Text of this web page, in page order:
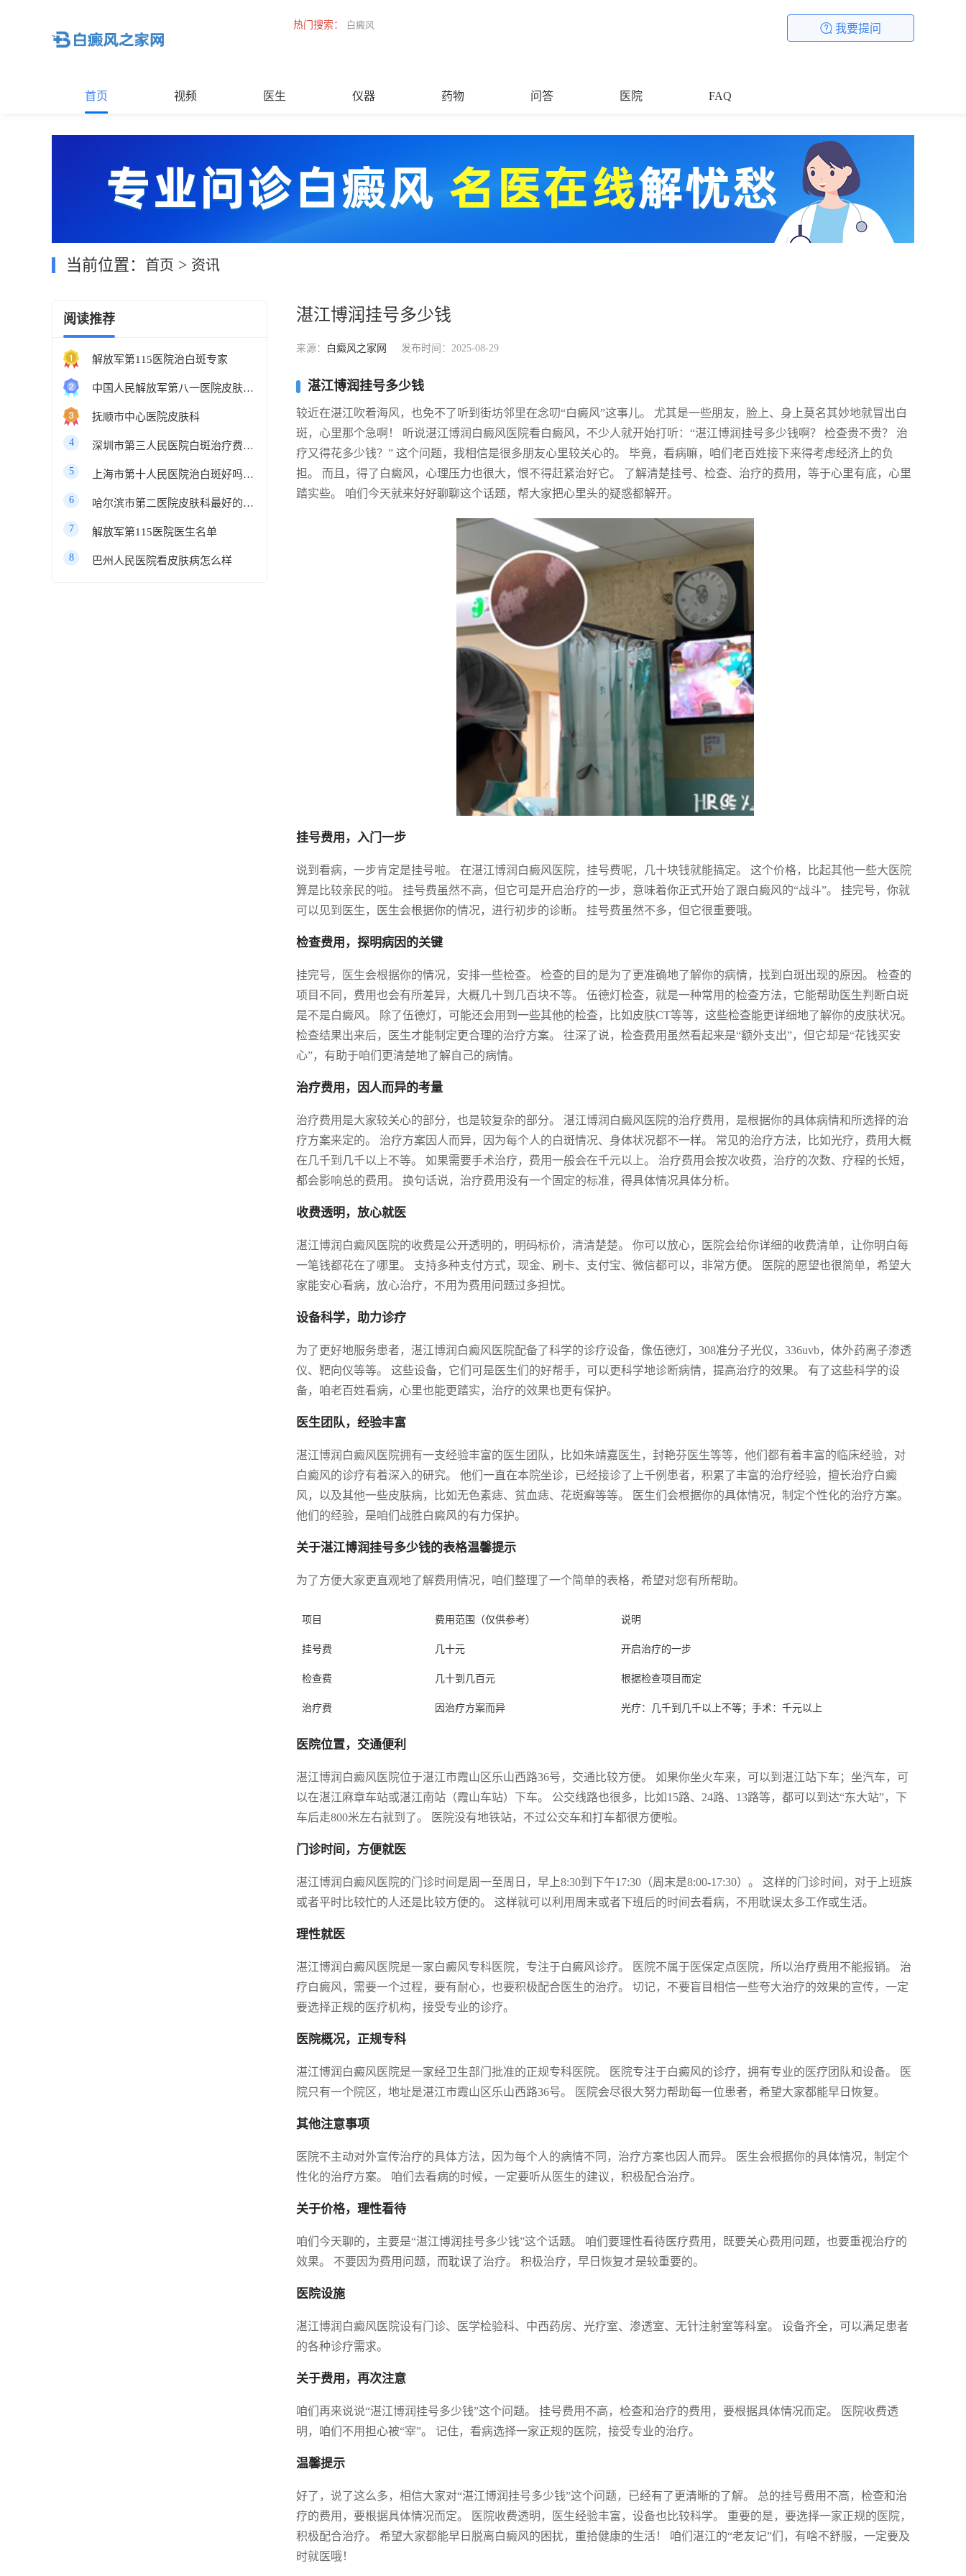
热门搜索： 白癜风 我要提问
首页 视频 医生 仪器 药物 问答 医院 FAQ
当前位置： 首页 > 资讯
阅读推荐
解放军第115医院治白斑专家
中国人民解放军第八一医院皮肤科最好的医生
抚顺市中心医院皮肤科
4 深圳市第三人民医院白斑治疗费用多少
5 上海市第十人民医院治白斑好吗知乎
6 哈尔滨市第二医院皮肤科最好的医生
7 解放军第115医院医生名单
8 巴州人民医院看皮肤病怎么样
湛江博润挂号多少钱
来源： 白癜风之家网 发布时间：2025-08-29
湛江博润挂号多少钱
较近在湛江吹着海风，也免不了听到街坊邻里在念叨“白癜风”这事儿。 尤其是一些朋友，脸上、身上莫名其妙地就冒出白
斑，心里那个急啊！ 听说湛江博润白癜风医院看白癜风，不少人就开始打听：“湛江博润挂号多少钱啊？ 检查贵不贵？ 治
疗又得花多少钱？” 这个问题，我相信是很多朋友心里较关心的。 毕竟，看病嘛，咱们老百姓接下来得考虑经济上的负
担。 而且，得了白癜风，心理压力也很大，恨不得赶紧治好它。 了解清楚挂号、检查、治疗的费用，等于心里有底，心里
踏实些。 咱们今天就来好好聊聊这个话题，帮大家把心里头的疑惑都解开。
挂号费用，入门一步
说到看病，一步肯定是挂号啦。 在湛江博润白癜风医院，挂号费呢，几十块钱就能搞定。 这个价格，比起其他一些大医院
算是比较亲民的啦。 挂号费虽然不高，但它可是开启治疗的一步，意味着你正式开始了跟白癜风的“战斗”。 挂完号，你就
可以见到医生，医生会根据你的情况，进行初步的诊断。 挂号费虽然不多，但它很重要哦。
检查费用，探明病因的关键
挂完号，医生会根据你的情况，安排一些检查。 检查的目的是为了更准确地了解你的病情，找到白斑出现的原因。 检查的
项目不同，费用也会有所差异，大概几十到几百块不等。 伍德灯检查，就是一种常用的检查方法，它能帮助医生判断白斑
是不是白癜风。 除了伍德灯，可能还会用到一些其他的检查，比如皮肤CT等等，这些检查能更详细地了解你的皮肤状况。
检查结果出来后，医生才能制定更合理的治疗方案。 往深了说，检查费用虽然看起来是“额外支出”，但它却是“花钱买安
心”，有助于咱们更清楚地了解自己的病情。
治疗费用，因人而异的考量
治疗费用是大家较关心的部分，也是较复杂的部分。 湛江博润白癜风医院的治疗费用，是根据你的具体病情和所选择的治
疗方案来定的。 治疗方案因人而异，因为每个人的白斑情况、身体状况都不一样。 常见的治疗方法，比如光疗，费用大概
在几千到几千以上不等。 如果需要手术治疗，费用一般会在千元以上。 治疗费用会按次收费，治疗的次数、疗程的长短，
都会影响总的费用。 换句话说，治疗费用没有一个固定的标准，得具体情况具体分析。
收费透明，放心就医
湛江博润白癜风医院的收费是公开透明的，明码标价，清清楚楚。 你可以放心，医院会给你详细的收费清单，让你明白每
一笔钱都花在了哪里。 支持多种支付方式，现金、刷卡、支付宝、微信都可以，非常方便。 医院的愿望也很简单，希望大
家能安心看病，放心治疗，不用为费用问题过多担忧。
设备科学，助力诊疗
为了更好地服务患者，湛江博润白癜风医院配备了科学的诊疗设备，像伍德灯，308准分子光仪，336uvb，体外药离子渗透
仪、靶向仪等等。 这些设备，它们可是医生们的好帮手，可以更科学地诊断病情，提高治疗的效果。 有了这些科学的设
备，咱老百姓看病，心里也能更踏实，治疗的效果也更有保护。
医生团队，经验丰富
湛江博润白癜风医院拥有一支经验丰富的医生团队，比如朱靖嘉医生，封艳芬医生等等，他们都有着丰富的临床经验，对
白癜风的诊疗有着深入的研究。 他们一直在本院坐诊，已经接诊了上千例患者，积累了丰富的治疗经验，擅长治疗白癜
风，以及其他一些皮肤病，比如无色素痣、贫血痣、花斑癣等等。 医生们会根据你的具体情况，制定个性化的治疗方案。
他们的经验，是咱们战胜白癜风的有力保护。
关于湛江博润挂号多少钱的表格温馨提示
为了方便大家更直观地了解费用情况，咱们整理了一个简单的表格，希望对您有所帮助。
项目 费用范围（仅供参考） 说明
挂号费 几十元 开启治疗的一步
检查费 几十到几百元 根据检查项目而定
治疗费 因治疗方案而异 光疗：几千到几千以上不等；手术：千元以上
医院位置，交通便利
湛江博润白癜风医院位于湛江市霞山区乐山西路36号，交通比较方便。 如果你坐火车来，可以到湛江站下车；坐汽车，可
以在湛江麻章车站或湛江南站（霞山车站）下车。 公交线路也很多，比如15路、24路、13路等，都可以到达“东大站”，下
车后走800米左右就到了。 医院没有地铁站，不过公交车和打车都很方便啦。
门诊时间，方便就医
湛江博润白癜风医院的门诊时间是周一至周日，早上8:30到下午17:30（周末是8:00-17:30）。 这样的门诊时间，对于上班族
或者平时比较忙的人还是比较方便的。 这样就可以利用周末或者下班后的时间去看病，不用耽误太多工作或生活。
理性就医
湛江博润白癜风医院是一家白癜风专科医院，专注于白癜风诊疗。 医院不属于医保定点医院，所以治疗费用不能报销。 治
疗白癜风，需要一个过程，要有耐心，也要积极配合医生的治疗。 切记，不要盲目相信一些夸大治疗的效果的宣传，一定
要选择正规的医疗机构，接受专业的诊疗。
医院概况，正规专科
湛江博润白癜风医院是一家经卫生部门批准的正规专科医院。 医院专注于白癜风的诊疗，拥有专业的医疗团队和设备。 医
院只有一个院区，地址是湛江市霞山区乐山西路36号。 医院会尽很大努力帮助每一位患者，希望大家都能早日恢复。
其他注意事项
医院不主动对外宣传治疗的具体方法，因为每个人的病情不同，治疗方案也因人而异。 医生会根据你的具体情况，制定个
性化的治疗方案。 咱们去看病的时候，一定要听从医生的建议，积极配合治疗。
关于价格，理性看待
咱们今天聊的，主要是“湛江博润挂号多少钱”这个话题。 咱们要理性看待医疗费用，既要关心费用问题，也要重视治疗的
效果。 不要因为费用问题，而耽误了治疗。 积极治疗，早日恢复才是较重要的。
医院设施
湛江博润白癜风医院设有门诊、医学检验科、中西药房、光疗室、渗透室、无针注射室等科室。 设备齐全，可以满足患者
的各种诊疗需求。
关于费用，再次注意
咱们再来说说“湛江博润挂号多少钱”这个问题。 挂号费用不高，检查和治疗的费用，要根据具体情况而定。 医院收费透
明，咱们不用担心被“宰”。 记住，看病选择一家正规的医院，接受专业的治疗。
温馨提示
好了，说了这么多，相信大家对“湛江博润挂号多少钱”这个问题，已经有了更清晰的了解。 总的挂号费用不高，检查和治
疗的费用，要根据具体情况而定。 医院收费透明，医生经验丰富，设备也比较科学。 重要的是，要选择一家正规的医院，
积极配合治疗。 希望大家都能早日脱离白癜风的困扰，重拾健康的生活！ 咱们湛江的“老友记”们，有啥不舒服，一定要及
时就医哦！